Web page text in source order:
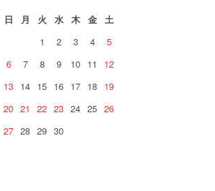
日 月 火 水 木 金
土
1
2 3 4
5
6
7 8 9 10 11
12
13 14 15 16 17 18 19
20 21 22 23 24 25 26
27 28 29 30